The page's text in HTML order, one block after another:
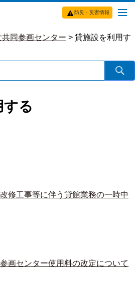
防災・災害情報
同参画センター > 貸施設を利用す
する
修工事等に伴う貸館業務の一時中
画センター使用料の改定について